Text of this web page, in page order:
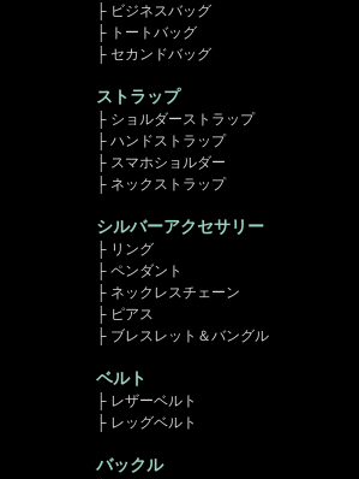
├ ビジネスバッグ
├ トートバッグ
├ セカンドバッグ
ストラップ
├ ショルダーストラップ
├ ハンドストラップ
├ スマホショルダー
├ ネックストラップ
シルバーアクセサリー
├ リング
├ ペンダント
├ ネックレスチェーン
├ ピアス
├ ブレスレット＆バングル
ベルト
├ レザーベルト
├ レッグベルト
バックル